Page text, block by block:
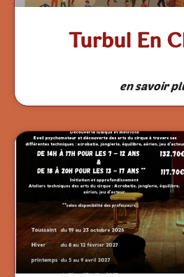
Turbul En
en savoir